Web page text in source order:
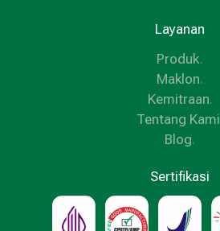
Layanan
Produk.
Maklon.
Kemitraan.
Tentang Kami
Blog.
Sertifikasi